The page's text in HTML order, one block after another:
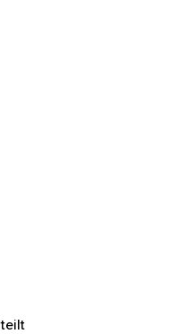
und lächelt in